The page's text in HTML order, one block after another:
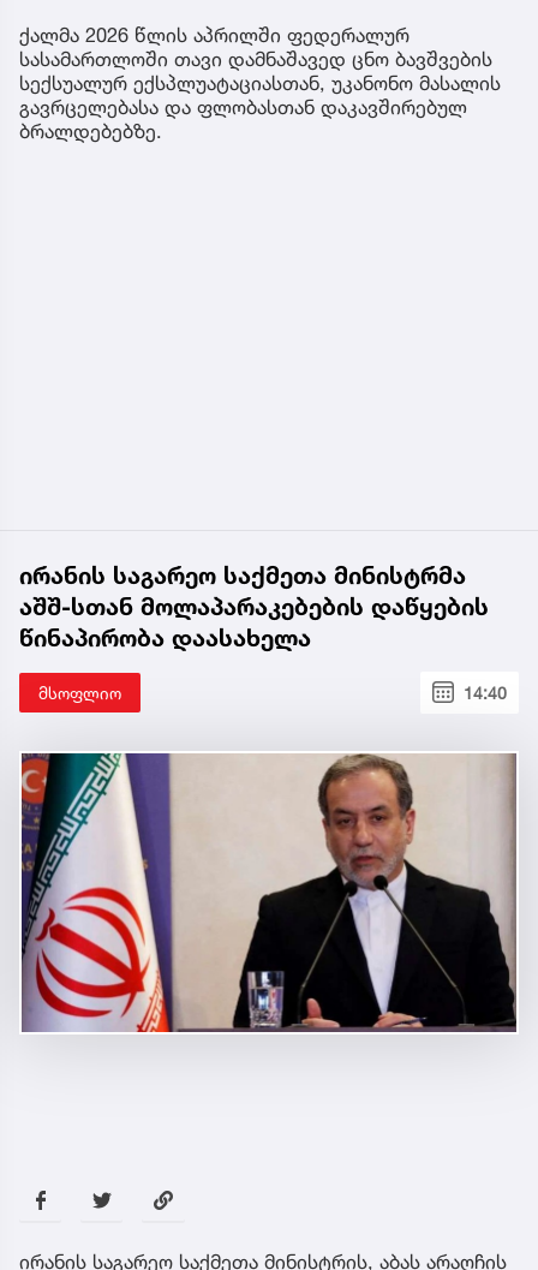
ქალმა 2026 წლის აპრილში ფედერალურ
სასამართლოში თავი დამნაშავედ ცნო ბავშვების
სექსუალურ ექსპლუატაციასთან, უკანონო მასალის
გავრცელებასა და ფლობასთან დაკავშირებულ
ბრალდებებზე.
ირანის საგარეო საქმეთა მინისტრმა
აშშ-სთან მოლაპარაკებების დაწყების
წინაპირობა დაასახელა
მსოფლიო 14:40
ირანის საგარეო საქმეთა მინისტრის, აბას არაღჩის